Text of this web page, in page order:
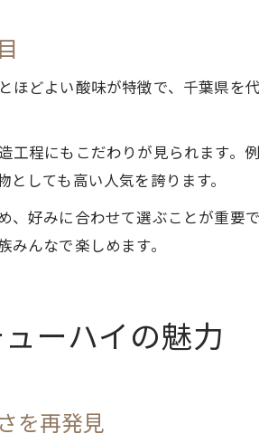
どよい酸味が特徴で、千葉県を
程にもこだわりが見られます。
しても高い人気を誇ります。
好みに合わせて選ぶことが重要
んなで楽しめます。
ーハイの魅力
を再発見